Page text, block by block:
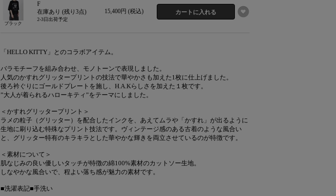
ブラック
F
在庫あり (残り 3点)
2-3日出荷予定
15,400円 (税込)
「HELLO KITTY」とのコラボアイテム。
バラモチーフを組み合わせ、モノトーンで表現しました。
人気のかすれグリッタープリントの技法で華やかさも加えた1枚に仕上げました。
後ろ衿ぐりにゴールドプレートを施し、H.A.Kらしさを加えた１枚です。
”大人が着られるハローキティ”をテーマにしました。
＜かすれグリッタープリント＞
ラメの粒子（グリッター）を配合したインクを、あえてムラや「かすれ」が出るように
生地に刷り込む特殊なプリント技法です。ヴィンテージ感のある古着のような風合い
と、グリッター特有のキラキラとした華やかな輝きを両立させているのが特徴です。
＜素材について＞
肌なじみの良い優しいタッチが特徴の綿100%素材のカットソー生地。
しなやかな風合いで、程よい落ち感が魅力の素材です。
■洗濯表記■手洗い